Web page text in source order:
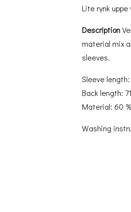
Lite rynk uppe
Description
material mix
sleeves.
Sleeve
Back length:
Material: 60
Washing